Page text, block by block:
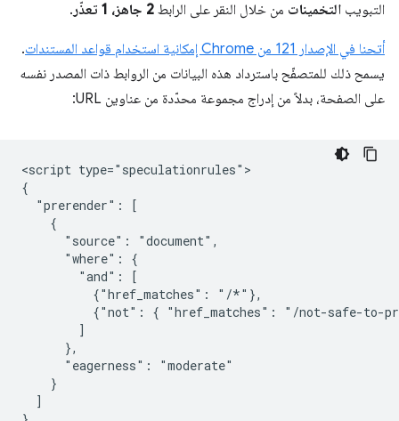
التبويب التخمينات من خلال النقر على الرابط 2 جاهز، 1 تعذّر .
أتحنا في الإصدار 121 من Chrome إمكانية استخدام قواعد المستندات
.
يسمح ذلك للمتصفّح باسترداد هذه البيانات من الروابط ذات المصدر نفسه
على الصفحة، بدلاً من إدراج مجموعة محدّدة من عناوين URL:
<script type="speculationrules">
{
  "prerender": [
    {
      "source": "document",
      "where": {
        "and": [
          {"href_matches": "/*"},
{"not": { "href_matches": "/not-safe-to-
        ]
      },
      "eagerness": "moderate"
    }
  ]